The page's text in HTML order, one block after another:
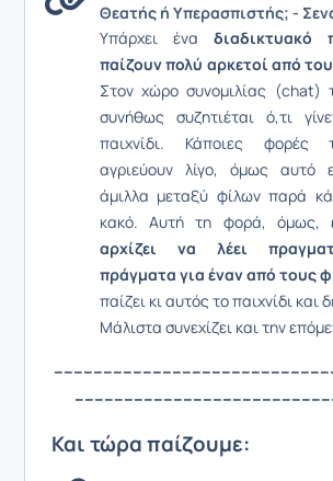
Θεατής ή Υπερασπιστής; -
Υπάρχει ένα διαδικτυακό
παίζουν πολύ αρκετοί από
Στον χώρο συνομιλίας (chat)
συνήθως συζητιέται ό,τι
παιχνίδι. Κάποιες φορές
αγριεύουν λίγο, όμως αυτό
άμιλλα μεταξύ φίλων παρά
κακό. Αυτή τη φορά, όμως,
αρχίζει να λέει
πράγματα για έναν από τους
παίζει κι αυτός το παιχνίδι και
Μάλιστα συνεχίζει και την
Και τώρα παίζουμε: